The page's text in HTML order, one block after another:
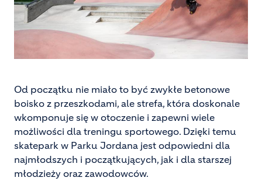
Od początku nie miało to być zwykłe betonowe
boisko z przeszkodami, ale strefa, która doskonale
wkomponuje się w otoczenie i zapewni wiele
możliwości dla treningu sportowego. Dzięki temu
skatepark w Parku Jordana jest odpowiedni dla
najmłodszych i początkujących, jak i dla starszej
młodzieży oraz zawodowców.